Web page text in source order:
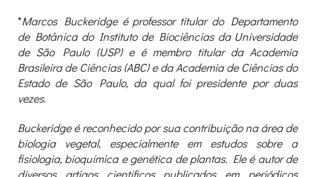
*Marcos Buckeridge é professor titular do Departamento
de Botânica do Instituto de Biociências da Universidade
de São Paulo (USP)eé membro titular da Academia
Brasileira de Ciências (ABC) e da Academia de Ciências do
Estado de São Paulo, da qual foi presidente por duas
vezes.
Buckeridge é reconhecido por sua contribuição na área de
biologia vegetal, especialmente em estudos sobre a
fisiologia, bioquímica e genética de plantas. Ele é autor de
diversos artigos científicos publicados em periódicos